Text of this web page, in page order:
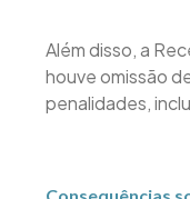
Além disso, a
houve omissão
penalidades,
Consequências